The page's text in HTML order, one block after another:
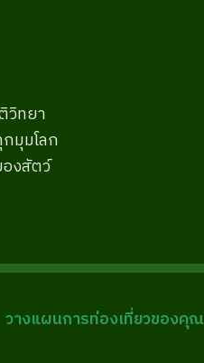
วิทยา
มุมโลก
งสัตว์
วางแผนการท่องเที่ยวของคุณ